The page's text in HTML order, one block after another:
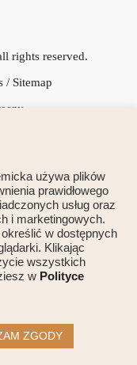
rights reserved.
/ Sitemap
w ramach programu
Funduszu Rozwoju
przez PFR SA
używa plików
prawidłowego
usług oraz
i marketingowych.
w dostępnych
Klikając
wszystkich
w Polityce
ZGODY